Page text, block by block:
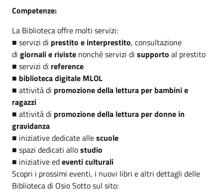
Competenze:
La Biblioteca offre molti servizi:
■ servizi di prestito e interprestito, consultazione
di giornali e riviste nonché servizi di supporto al prestito
■ servizi di reference
■ biblioteca digitale MLOL
■ attività di promozione della lettura per bambini e
ragazzi
■ attività di promozione della lettura per donne in
gravidanza
■ iniziative dedicate allescuole
■ spazi dedicati allostudio
■ iniziative edeventi culturali
Scopri i prossimi eventi, i nuovi libri e altri dettagli delle
Biblioteca di Osio Sotto sul sito: